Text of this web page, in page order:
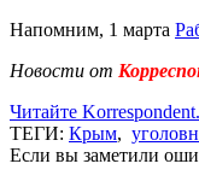
Напомним, 1 марта
Новости от
Читайте
ТЕГИ: Крым,
Если вы заметили